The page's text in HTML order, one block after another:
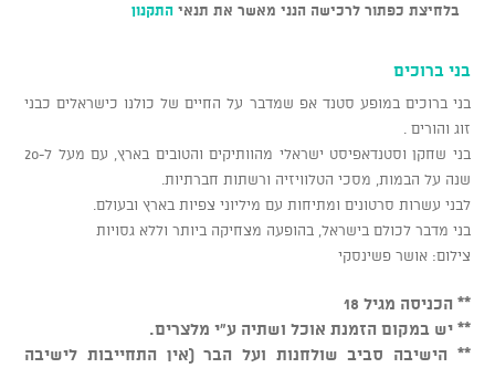
בלחיצת כפתור לרכישה הנני מאשר את תנאיהתקנון
בני ברוכים
בני ברוכים במופע סטנד אפ שמדבר על החיים של כולנו כישראלים כבני
זוג והורים .
בני שחקן וסטנדאפיסט ישראלי מהוותיקים והטובים בארץ, עם מעל ל-20
שנה על הבמות, מסכי הטלוויזיה ורשתות חברתיות.
לבני עשרות סרטונים ומתיחות עם מיליוני צפיות בארץ ובעולם.
בני מדבר לכולם בישראל, בהופעה מצחיקה ביותר וללא גסויות
צילום: אושר פשינסקי
** הכניסה מגיל 18
** יש במקום הזמנת אוכל ושתיה ע"י מלצרים.
** הישיבה סביב שולחנות ועל הבר (אין התחייבות לישיבה